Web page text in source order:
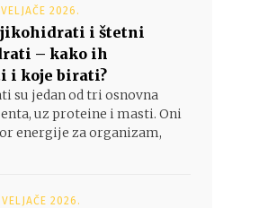
2026.
i štetni
– kako ih
i koje birati?
su jedan od tri osnovna
uz proteine i masti. Oni
energije za organizam,
2026.